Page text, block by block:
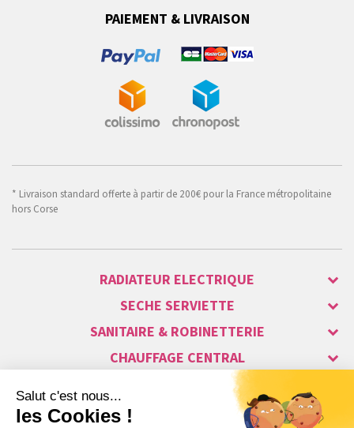
PAIEMENT & LIVRAISON
* Livraison standard offerte à partir de 200€ pour la France métropolitaine
hors Corse
RADIATEUR ELECTRIQUE
SECHE SERVIETTE
SANITAIRE & ROBINETTERIE
CHAUFFAGE CENTRAL
ALARME & SÉCURITÉ
MAISON CONNECTÉE